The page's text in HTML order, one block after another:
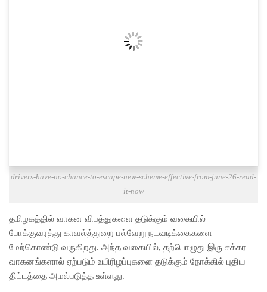
drivers-have-no-chance-to-escape-new-scheme-effective-from-june-26-read-
it-now
தமிழகத்தில் வாகன விபத்துகளை தடுக்கும் வகையில்
போக்குவரத்து காவல்த்துறை பல்வேறு நடவடிக்கைகளை
மேற்கொண்டு வருகிறது. அந்த வகையில், தற்பொழுது இரு சக்கர
வாகனங்களால் ஏற்படும் உயிரிழப்புகளை தடுக்கும் நோக்கில் புதிய
திட்டத்தை அமல்படுத்த உள்ளது.